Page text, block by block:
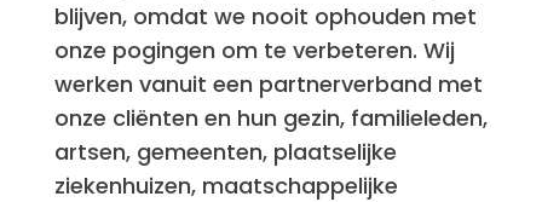
blijven, omdat we nooit ophouden met
onze pogingen om te verbeteren. Wij
werken vanuit een partnerverband met
onze cliënten en hun gezin, familieleden,
artsen, gemeenten, plaatselijke
ziekenhuizen, maatschappelijke